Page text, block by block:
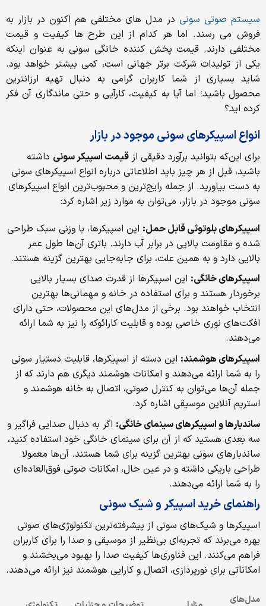
سیستم صوتی سونی در مدل های مختلفی هم اکنون در بازار به
فروش می رسند. اما هر کدام از این طرح ها کیفیت و قیمت
مختلفی دارند. قیمت پخش کننده خانگی سونی به عنوان اینکه
یکی از تولیدات شرکت برتر جهانی است، کمی بیشتر خواهد بود.
شاید بسیاری از شما کاربران گرامی به دنبال تهیه ارزانترین
محصول باشید؛ اما آیا به کیفیت، کارآیی و حتی ماندگاری آن فکر
کرده اید؟
انواع اسپیکرهای سونی موجود در بازار
برای این‌که بتوانید برآورد دقیقی از قیمت اسپیکر سونی داشته
باشید، قبل از هر چیز باید اطلاعاتی درباره انواع اسپیکرهای سونی
به دست بیاورید. از جمله رایج‌ترین و محبوب‌ترین انواع اسپیکرهای
سونی موجود در بازار، می‌توان به موارد زیر اشاره کرد:
اسپیکرهای بلوتوثی قابل حمل: این اسپیکرها، با وزنی سبک طراحی
شده و مقاومت بالایی در برابر آب دارند. باتری آن‌ها طول عمر
بالایی دارد و به همین علت، برای جابه‌جایی بهترین گزینه هستند.
اسپیکرهای خانگی: این اسپیکرها از قدرت صدای بسیار بالایی
برخوردار هستند و برای استفاده در خانه و مهمانی‌ها بهترین
انتخاب خواهند بود. برخی از مدل‌های این محصولات، حتی دارای
افکت‌های نوری خاصی بوده و قابلیت کارائوکه را نیز به شما ارائه
می‌دهند.
اسپیکرهای هوشمند: این دسته از اسپیکرها، قابلیت دستیار سونی
را به شما ارائه می‌دهند و امکانات هوشمند دیگری هم دارند که از
جمله آن‌ها می‌توان به کنترل صوتی، اتصال به خانه هوشمند و
استریم آنلاین موسیقی اشاره کرد.
ساندبارها و اسپیکرهای سینمای خانگی: اگر به دنبال صدایی فراگیر و
سه بعدی هستید که از آن برای سینمای خانگی خود استفاده کنید،
ساندبارهای سونی بهترین گزینه برای شما هستند. آن‌ها معمولا
طراحی باریکی داشته و در عین حال، امکانات صوتی فوق‌العاده‌ای
را به شما ارائه می‌دهند.
راهنمای خرید اسپیکر و شیک سونی
اسپیکرها و شیک‌های سونی از پیشرفته‌ترین تکنولوژی‌های صوتی
بهره می‌برند که تجربه‌ای بی‌نظیر از موسیقی و صدا را برای کاربران
فراهم می‌کنند. این فناوری‌ها کیفیت صدا را بهبود می‌بخشند و
امکاناتی برای نورپردازی، اتصال و کارایی هوشمند نیز ارائه می‌دهند.
مدل‌های